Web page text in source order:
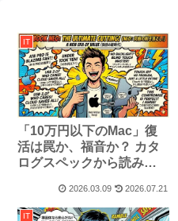
IT
「10万円以下のMac」復
活は罠か、福音か？ カタ
ログスペックから読み解
2026.03.09 2026.07.21
IT